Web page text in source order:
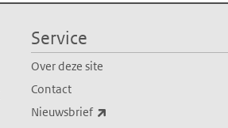
Service
Over deze site
Contact
Nieuwsbrief